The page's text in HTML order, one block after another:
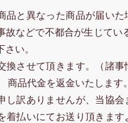
品と異なった商品が届いた
故などで不都合が生じてい
い。
換させて頂きます。（諸事
商品代金を返金いたします
し訳ありませんが、当協会
着払いにてお送り頂きます